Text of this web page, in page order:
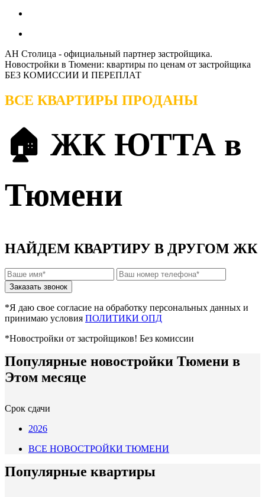
АН Столица - официальный партнер застройщика.
Новостройки в Тюмени: квартиры по ценам от застройщика
БЕЗ КОМИССИИ И ПЕРЕПЛАТ
ВСЕ КВАРТИРЫ ПРОДАНЫ
🏠 ЖК ЮТТА в
Тюмени
НАЙДЕМ КВАРТИРУ В ДРУГОМ ЖК
*Я даю свое согласие на обработку персональных данных и
принимаю условия ПОЛИТИКИ ОПД
*Новостройки от застройщиков! Без комиссии
Популярные новостройки Тюмени в
Этом месяце
Срок сдачи
2026
ВСЕ НОВОСТРОЙКИ ТЮМЕНИ
Популярные квартиры